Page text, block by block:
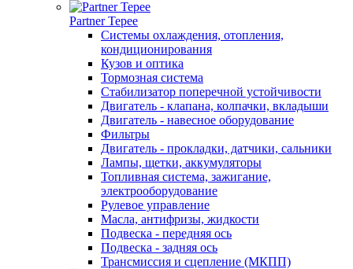
Partner Tepee
Системы охлаждения, отопления,
кондиционирования
Кузов и оптика
Тормозная система
Стабилизатор поперечной устойчивости
Двигатель - клапана, колпачки, вкладыши
Двигатель - навесное оборудование
Фильтры
Двигатель - прокладки, датчики, сальники
Лампы, щетки, аккумуляторы
Топливная система, зажигание,
электрооборудование
Рулевое управление
Масла, антифризы, жидкости
Подвеска - передняя ось
Подвеска - задняя ось
Трансмиссия и сцепление (МКПП)